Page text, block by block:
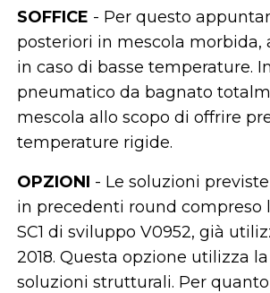
SOFFICE - Per questo
posteriori in mescola morbida,
in caso di basse temperature.
pneumatico da bagnato
mescola allo scopo di offrire
temperature rigide.
OPZIONI - Le soluzioni
in precedenti round compreso
SC1 di sviluppo V0952, già
2018. Questa opzione utilizza
soluzioni strutturali. Per